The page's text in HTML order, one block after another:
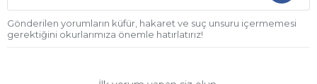
Gönderilen yorumların küfür, hakaret ve suç unsuru içermemesi
gerektiğini okurlarımıza önemle hatırlatırız!